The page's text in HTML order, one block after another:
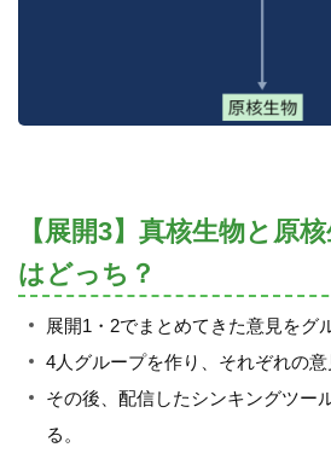
【展開3】真核生物と原
はどっち？
展開1・2でまとめてきた意見をグ
4人グループを作り、それぞれの意
その後、配信したシンキングツー
る。